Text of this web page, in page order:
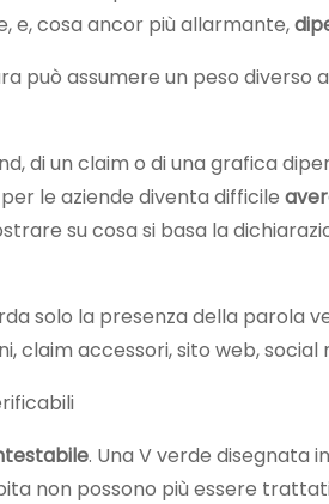
e, cosa ancor più allarmante,
può assumere un peso
di un claim o di una grafica
le aziende diventa difficile
su cosa si basa la
solo la presenza della parola
claim accessori, sito web,
. Una V verde disegnata
non possono più essere